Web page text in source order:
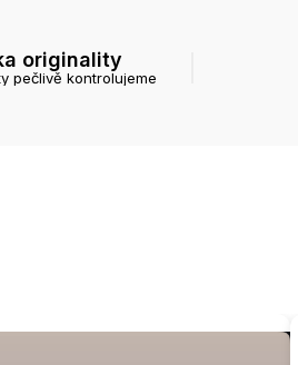
originality
pečlivě kontrolujeme